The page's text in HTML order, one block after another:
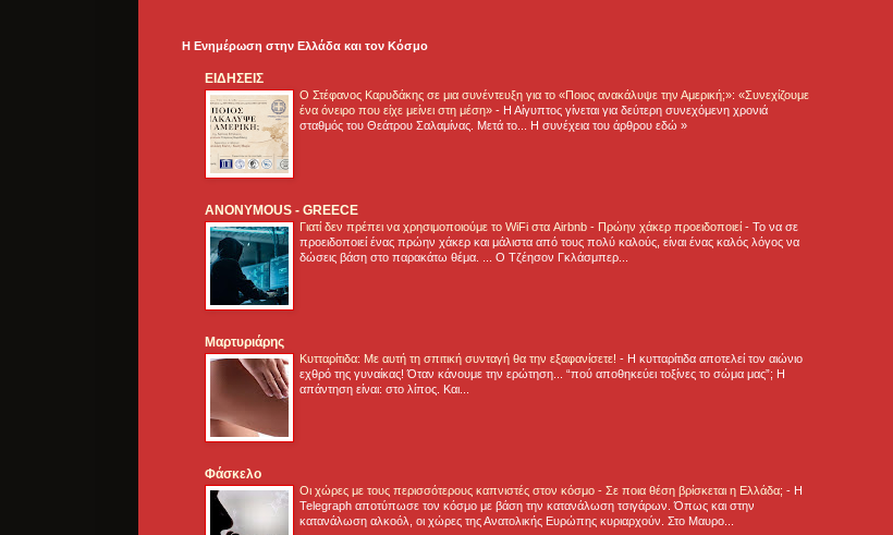
Η Ενημέρωση στην Ελλάδα και τoν Κόσμο
ΕΙΔΗΣΕΙΣ
Ο Στέφανος Καρυδάκης σε μια συνέντευξη για το «Ποιος ανακάλυψε την Αμερική;»: «Συνεχίζουμε
ένα όνειρο που είχε μείνει στη μέση» - Η Αίγυπτος γίνεται για δεύτερη συνεχόμενη χρονιά
σταθμός του Θεάτρου Σαλαμίνας. Μετά το... Η συνέχεια του άρθρου εδώ »
ANONYMOUS - GREECE
Γιατί δεν πρέπει να χρησιμοποιούμε το WiFi στα Airbnb - Πρώην χάκερ προειδοποιεί - Το να σε
προειδοποιεί ένας πρώην χάκερ και μάλιστα από τους πολύ καλούς, είναι ένας καλός λόγος να
δώσεις βάση στο παρακάτω θέμα. ... Ο Τζέησον Γκλάσμπερ...
Μαρτυριάρης
Κυτταρίτιδα: Με αυτή τη σπιτική συνταγή θα την εξαφανίσετε! - H κυτταρίτιδα αποτελεί τον αιώνιο
εχθρό της γυναίκας! Όταν κάνουμε την ερώτηση... “πού αποθηκεύει τοξίνες το σώμα μας”; Η
απάντηση είναι: στο λίπος. Και...
Φάσκελο
Οι χώρες με τους περισσότερους καπνιστές στον κόσμο - Σε ποια θέση βρίσκεται η Ελλάδα; - Η
Telegraph αποτύπωσε τον κόσμο με βάση την κατανάλωση τσιγάρων. Όπως και στην
κατανάλωση αλκοόλ, οι χώρες της Ανατολικής Ευρώπης κυριαρχούν. Στο Μαυρο...